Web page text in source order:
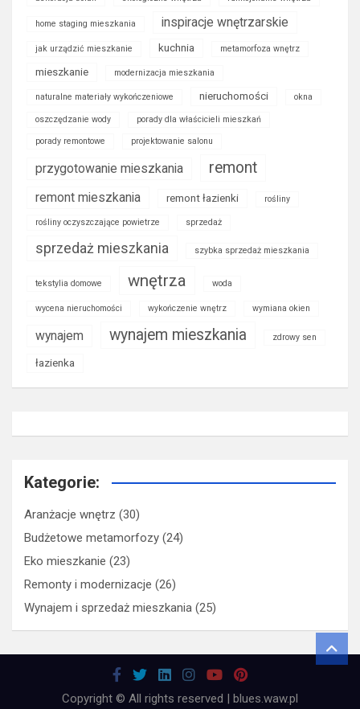
home staging mieszkania inspiracje wnętrzarskie
jak urządzić mieszkanie kuchnia metamorfoza wnętrz
mieszkanie modernizacja mieszkania
naturalne materiały wykończeniowe nieruchomości okna
oszczędzanie wody porady dla właścicieli mieszkań
porady remontowe projektowanie salonu
przygotowanie mieszkania remont
remont mieszkania remont łazienki rośliny
rośliny oczyszczające powietrze sprzedaż
sprzedaż mieszkania szybka sprzedaż mieszkania
tekstylia domowe wnętrza woda
wycena nieruchomości wykończenie wnętrz wymiana okien
wynajem wynajem mieszkania zdrowy sen
łazienka
Kategorie:
Aranżacje wnętrz (30)
Budżetowe metamorfozy (24)
Eko mieszkanie (23)
Remonty i modernizacje (26)
Wynajem i sprzedaż mieszkania (25)
Copyright © All rights reserved | blues.waw.pl